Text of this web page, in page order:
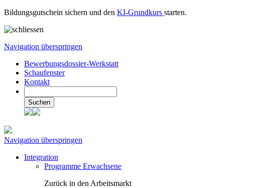
Bildungsgutschein sichern und den KI-Grundkurs starten.
Navigation überspringen
Bewerbungsdossier-Werkstatt
Schaufenster
Kontakt
Suchen
Navigation überspringen
Integration
Programme Erwachsene
Zurück in den Arbeitsmarkt